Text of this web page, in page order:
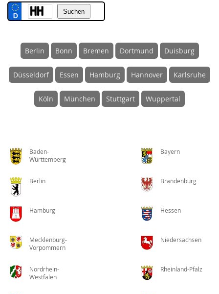
Berlin Bonn Bremen Dortmund Duisburg
Düsseldorf Essen Hamburg Hannover Karlsruhe
Köln München Stuttgart Wuppertal
Baden-
Württemberg
Bayern
Berlin Brandenburg
Hamburg Hessen
Mecklenburg-
Vorpommern
Niedersachsen
Nordrhein-
Westfalen
Rheinland-Pfalz